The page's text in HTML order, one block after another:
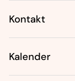
Kontakt
Kalender